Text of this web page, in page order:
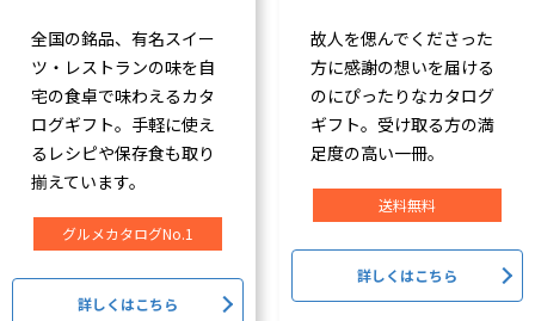
全国の銘品、有名スイー
ツ・レストランの味を自
宅の食卓で味わえるカタ
ログギフト。手軽に使え
るレシピや保存食も取り
揃えています。
グルメカタログNo.1
詳しくはこちら
故人を偲んでくださった
方に感謝の想いを届ける
のにぴったりなカタログ
ギフト。受け取る方の満
足度の高い一冊。
送料無料
詳しくはこちら